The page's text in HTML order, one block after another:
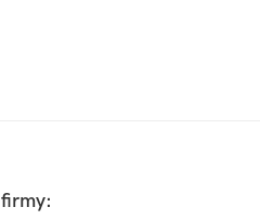
firmy: